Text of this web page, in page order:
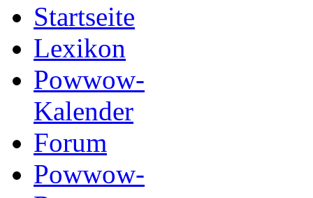
Startseite
Lexikon
Powwow-
Kalender
Forum
Powwow-